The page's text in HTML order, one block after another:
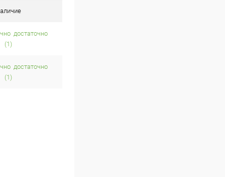
достаточно
(1)
достаточно
(1)